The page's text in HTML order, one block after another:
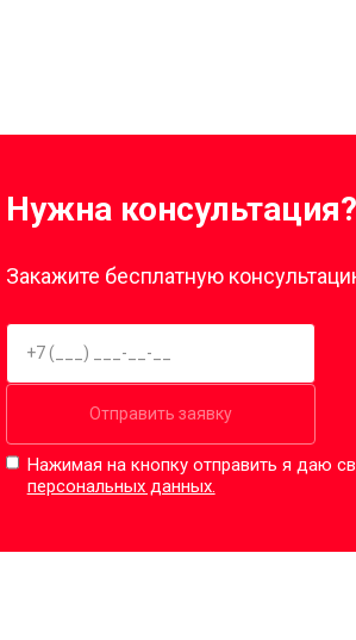
Нужна консультация?
Закажите бесплатную
Отправить заявку
Нажимая на кнопку отправить я даю
персональных данных.